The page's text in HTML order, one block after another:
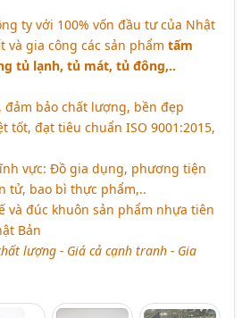
ty với 100% vốn đầu tư của Nhật
và gia công các sản phẩmtấm
tủ lạnh, tủ mát, tủ đông,..
bảo chất lượng, bền đẹp
tốt, đạt tiêu chuẩn ISO 9001:2015,
vực: Đồ gia dụng, phương tiện
tử, bao bì thực phẩm,..
và đúc khuôn sản phẩm nhựa tiên
Bản
lượng - Giá cả cạnh tranh - Gia